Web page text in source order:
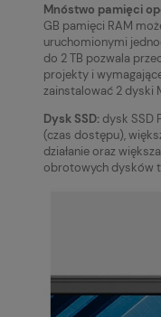
Mnóstwo pamięci
GB pamięci RAM
uruchomionymi
do 2 TB pozwala
projekty i
zainstalować 2 dyski
Dysk SSD:dysk SSD
(czas dostępu),
działanie oraz
obrotowych dysków